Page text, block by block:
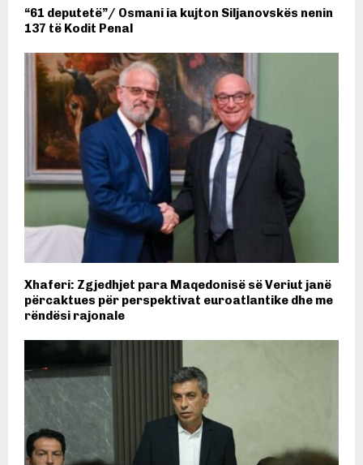
“61 deputetë”/ Osmani ia kujton Siljanovskës nenin
137 të Kodit Penal
Xhaferi: Zgjedhjet para Maqedonisë së Veriut janë
përcaktues për perspektivat euroatlantike dhe me
rëndësi rajonale